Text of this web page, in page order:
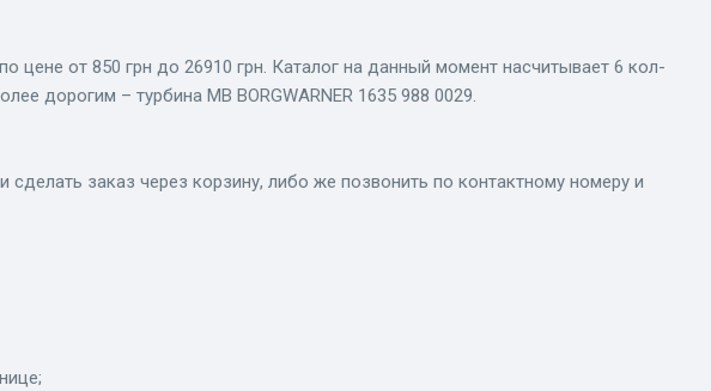
цене от 850 грн до 26910 грн. Каталог на данный момент насчитывает 6 кол-
дорогим – турбина MB BORGWARNER 1635 988 0029.
заказ через корзину, либо же позвонить по контактному номеру и